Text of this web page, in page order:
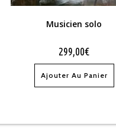
Musicien solo
299,00€
Ajouter Au Panier